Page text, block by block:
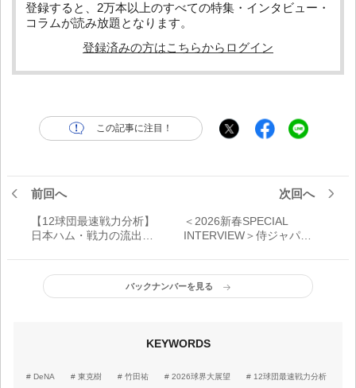
登録すると、2万本以上のすべての特集・インタビュー・
コラムが読み放題となります。
登録済みの方はこちらからログイン
この記事に注目！
前回へ
【12球団最速戦力分析】
日本ハム・戦力の流出は
の優勝を
次回へ
＜2026新春SPECIAL
INTERVIEW＞侍ジャパン
ュー 世界一連覇への挑
戦「世界一というところ
を目指し、日本中に盛り
バックナンバーを見る
KEYWORDS
DeNA 東克樹 竹田祐 2026球界大展望 12球団最速戦力分析